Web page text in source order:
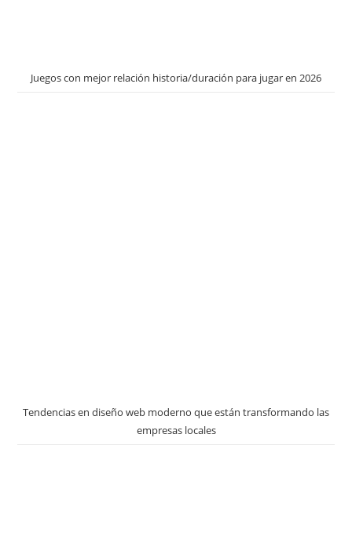
Juegos con mejor relación historia/duración para jugar en 2026
Tendencias en diseño web moderno que están transformando las
empresas locales